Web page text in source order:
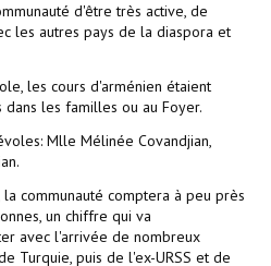
d'être très active, de
les autres pays de la diaspora et
les cours d'arménien étaient
les familles ou au Foyer.
Mlle Mélinée Covandjian,
communauté comptera à peu près
un chiffre qui va
avec l'arrivée de nombreux
Turquie, puis de l'ex-URSS et de